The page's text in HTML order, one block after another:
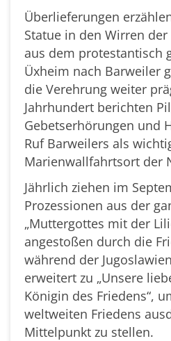
Überlieferungen
Statue in den Wirren
aus dem protestantisch
Üxheim nach Barweiler
die Verehrung weiter
Jahrhundert berichten
Gebetserhörungen und
Ruf Barweilers als
Marienwallfahrtsort der
Jährlich ziehen im
Prozessionen aus der
„Muttergottes mit der
angestoßen durch die
während der
erweitert zu „Unsere
Königin des Friedens“,
weltweiten Friedens
Mittelpunkt zu stellen.